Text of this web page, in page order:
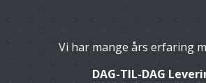
Vi har mange års erfaring
DAG-TIL-DAG